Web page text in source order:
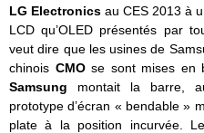
LG Electronics au CES 2013 à
LCD qu’OLED présentés par
veut dire que les usines de
chinois CMOse sont mises en
Samsung montait la barre,
prototype d’écran « bendable »
plate à la position incurvée.